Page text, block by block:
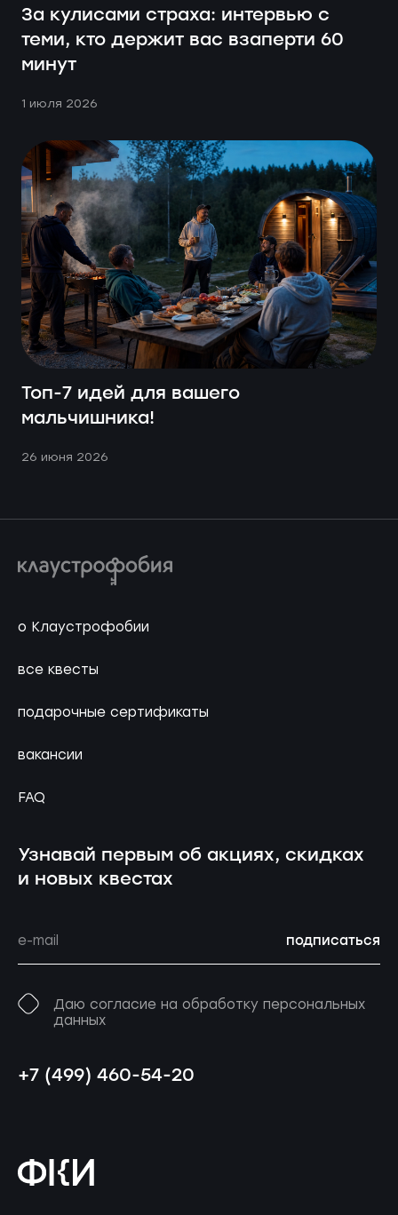
За кулисами страха: интервью с
теми, кто держит вас взаперти 60
минут
1 июля 2026
Топ-7 идей для вашего
мальчишника!
26 июня 2026
о Клаустрофобии
все квесты
подарочные сертификаты
вакансии
FAQ
Узнавай первым об акциях, скидках
и новых квестах
подписаться
Даю согласие на обработку персональных
данных
+7 (499) 460-54-20